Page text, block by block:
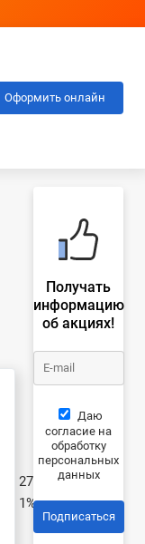
Оформить онлайн
27.08.2026
1% в день
Получать
информацию
об акциях!
Даю
согласие на
обработку
персональных
данных
Подписаться